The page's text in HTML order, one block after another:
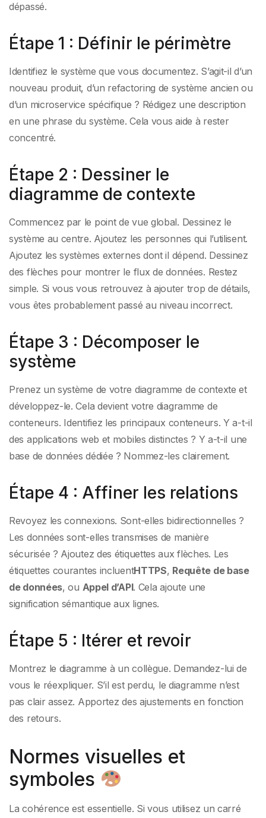
dépassé.
Étape 1 : Définir le périmètre
Identifiez le système que vous documentez. S’agit-il d’un
nouveau produit, d’un refactoring de système ancien ou
d’un microservice spécifique ? Rédigez une description
en une phrase du système. Cela vous aide à rester
concentré.
Étape 2 : Dessiner le
diagramme de contexte
Commencez par le point de vue global. Dessinez le
système au centre. Ajoutez les personnes qui l’utilisent.
Ajoutez les systèmes externes dont il dépend. Dessinez
des flèches pour montrer le flux de données. Restez
simple. Si vous vous retrouvez à ajouter trop de détails,
vous êtes probablement passé au niveau incorrect.
Étape 3 : Décomposer le
système
Prenez un système de votre diagramme de contexte et
développez-le. Cela devient votre diagramme de
conteneurs. Identifiez les principaux conteneurs. Y a-t-il
des applications web et mobiles distinctes ? Y a-t-il une
base de données dédiée ? Nommez-les clairement.
Étape 4 : Affiner les relations
Revoyez les connexions. Sont-elles bidirectionnelles ?
Les données sont-elles transmises de manière
sécurisée ? Ajoutez des étiquettes aux flèches. Les
étiquettes courantes incluentHTTPS, Requête de base
de données, ou Appel d’API. Cela ajoute une
signification sémantique aux lignes.
Étape 5 : Itérer et revoir
Montrez le diagramme à un collègue. Demandez-lui de
vous le réexpliquer. S’il est perdu, le diagramme n’est
pas clair assez. Apportez des ajustements en fonction
des retours.
Normes visuelles et
symboles
La cohérence est essentielle. Si vous utilisez un carré